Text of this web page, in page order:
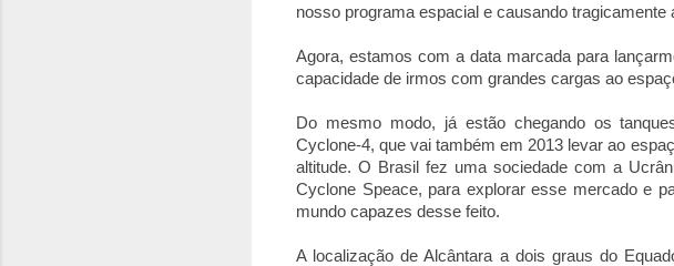
nosso programa espacial e causando tragicamente
Agora, estamos com a data marcada para
capacidade de irmos com grandes cargas ao
Do mesmo modo, já estão chegando os
Cyclone-4, que vai também em 2013 levar ao
altitude. O Brasil fez uma sociedade com a
Cyclone Speace, para explorar esse mercado e
mundo capazes desse feito.
A localização de Alcântara a dois graus do